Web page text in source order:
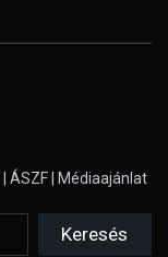
ÁSZF Médiaajánlat